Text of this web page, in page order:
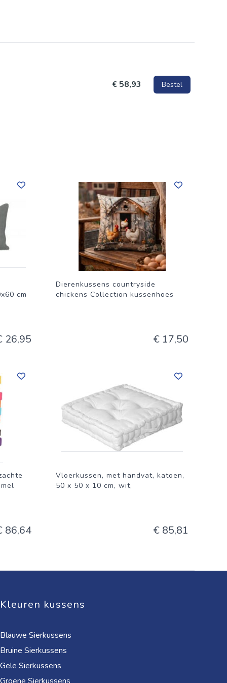
€ 58,93 Bestel
cm
26,95
Dierenkussens countryside
chickens Collection kussenhoes
€ 17,50
86,64
Vloerkussen, met handvat, katoen,
50 x 50 x 10 cm, wit,
€ 85,81
Kleuren kussens
Blauwe Sierkussens
Bruine Sierkussens
Gele Sierkussens